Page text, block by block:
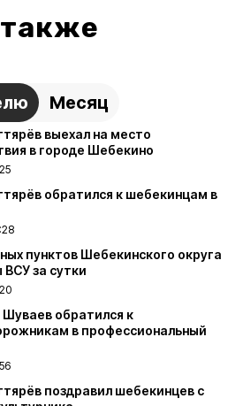
Месяц
выехал на место
в городе Шебекино
обратился к шебекинцам в
пунктов Шебекинского округа
за сутки
Шуваев обратился к
в профессиональный
поздравил шебекинцев с